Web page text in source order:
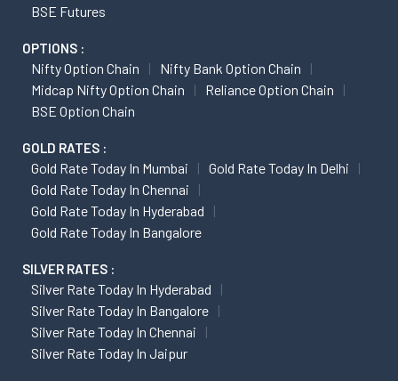
BSE Futures
OPTIONS :
Nifty Option Chain
Nifty Bank Option Chain
Midcap Nifty Option Chain
Reliance Option Chain
BSE Option Chain
GOLD RATES :
Gold Rate Today In Mumbai
Gold Rate Today In Delhi
Gold Rate Today In Chennai
Gold Rate Today In Hyderabad
Gold Rate Today In Bangalore
SILVER RATES :
Silver Rate Today In Hyderabad
Silver Rate Today In Bangalore
Silver Rate Today In Chennai
Silver Rate Today In Jaipur